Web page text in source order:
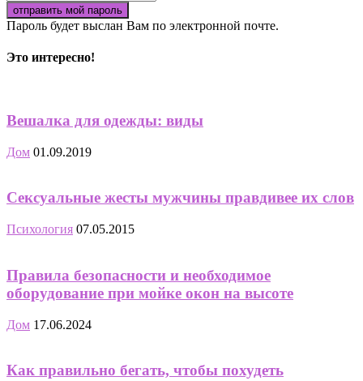
Пароль будет выслан Вам по электронной почте.
Это интересно!
Вешалка для одежды: виды
Дом 01.09.2019
Сексуальные жесты мужчины правдивее их слов
Психология 07.05.2015
Правила безопасности и необходимое
оборудование при мойке окон на высоте
Дом 17.06.2024
Как правильно бегать, чтобы похудеть